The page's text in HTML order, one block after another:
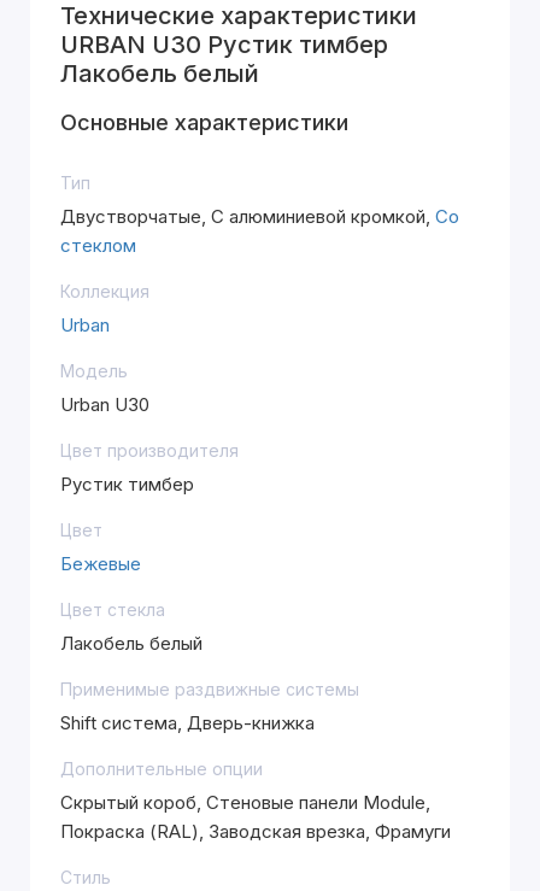
Технические характеристики
URBAN U30 Рустик тимбер
Лакобель белый
Основные характеристики
Тип
Двустворчатые, С алюминиевой кромкой, Со
стеклом
Коллекция
Urban
Модель
Urban U30
Цвет производителя
Рустик тимбер
Цвет
Бежевые
Цвет стекла
Лакобель белый
Применимые раздвижные системы
Shift система, Дверь-книжка
Дополнительные опции
Скрытый короб, Стеновые панели Module,
Покраска (RAL), Заводская врезка, Фрамуги
Стиль